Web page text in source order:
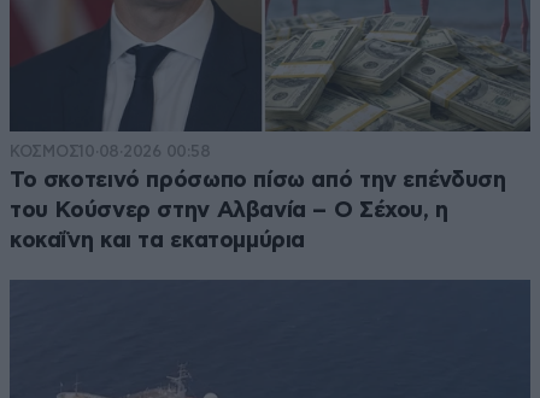
ΚΟΣΜΟΣ10·08·2026 00:58
Το σκοτεινό πρόσωπο πίσω από την επένδυση
του Κούσνερ στην Αλβανία – Ο Σέχου, η
κοκαΐνη και τα εκατομμύρια